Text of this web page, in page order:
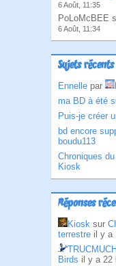
6 Août, 11:35
PoLoMcBEE
6 Août, 11:34
Sujets
Ennelle par
ma BD à été
Puis-je créer
bd encore
boudu113
Chroniques
Kiosk
Réponses
Kiosk sur
terrestre il y a
Birds il y a 22